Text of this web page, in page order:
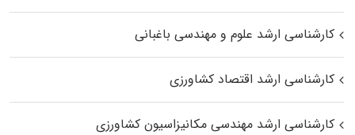
کارشناسی ارشد علوم و مهندسی باغبانی
کارشناسی ارشد اقتصاد کشاورزی
کارشناسی ارشد مهندسی مکانیزاسیون کشاورزی